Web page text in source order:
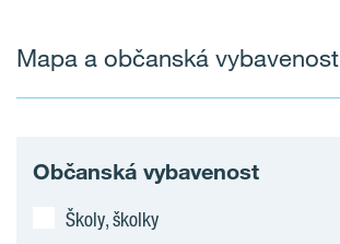
Mapa a občanská vybavenost
Občanská vybavenost
Školy, školky